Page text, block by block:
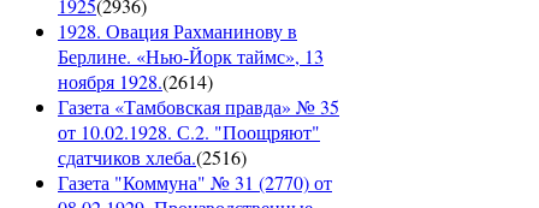
1925(2936)
1928. Овация Рахманинову в
Берлине. «Нью-Йорк таймс», 13
ноября 1928.(2614)
Газета «Тамбовская правда» № 35
от 10.02.1928. С.2. "Поощряют"
сдатчиков хлеба.(2516)
Газета "Коммуна" № 31 (2770) от